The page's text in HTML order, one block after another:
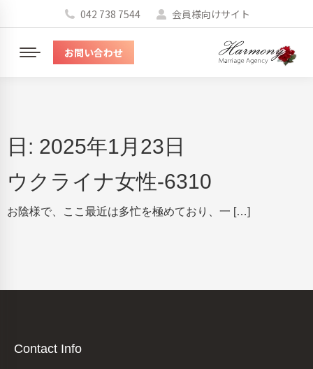
042 738 7544 会員様向けサイト
メ
お問い合わせ
日: 2025年1月23日
ウクライナ女性-6310
お陰様で、ここ最近は多忙を極めており、一 […]
Contact Info